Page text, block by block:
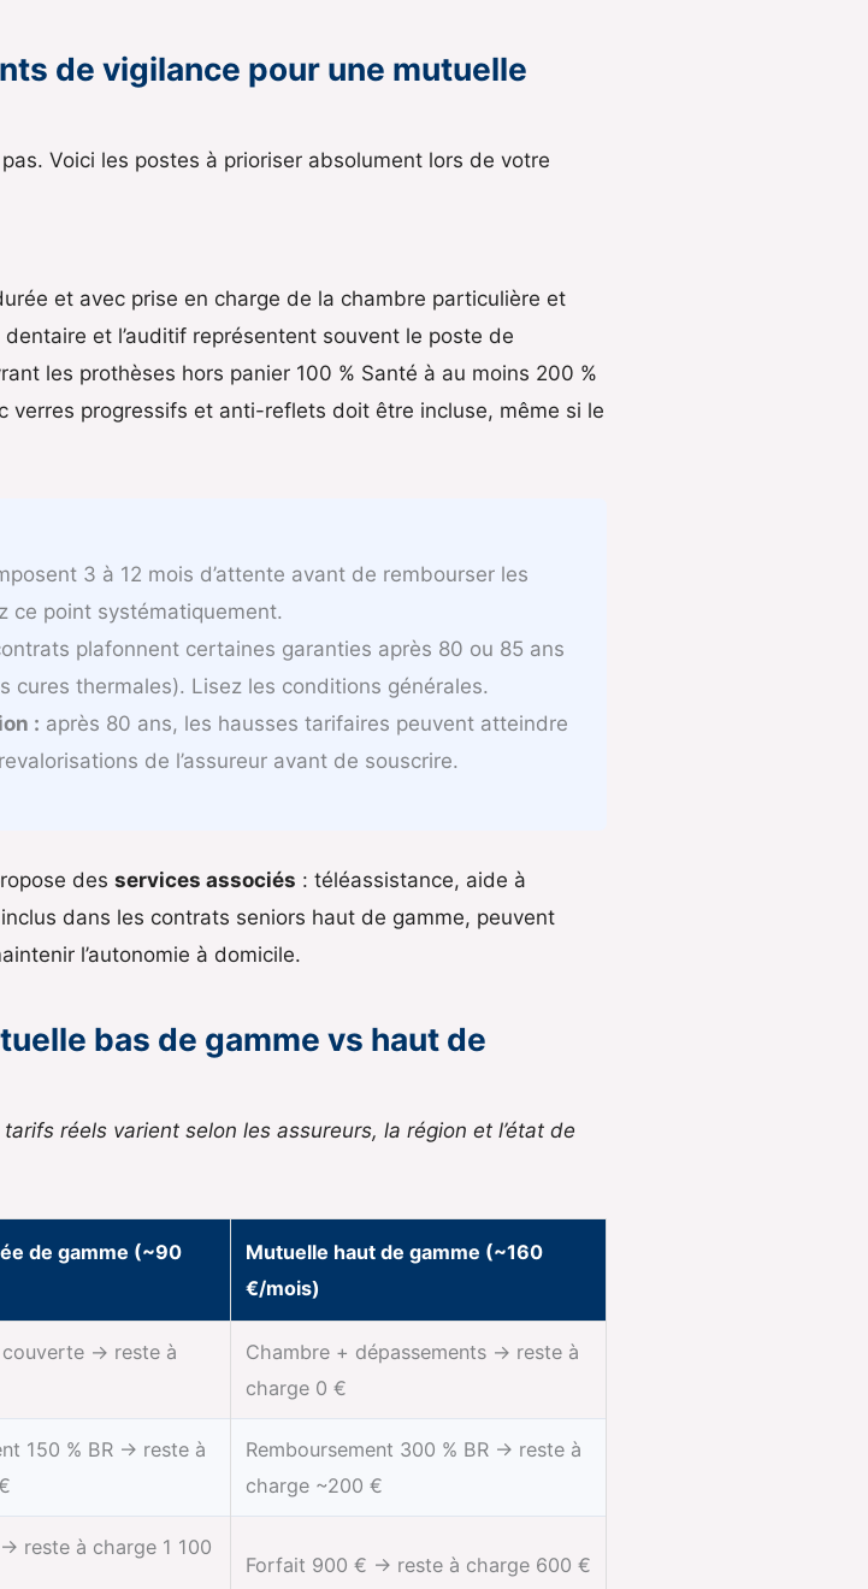
de vigilance pour une mutuelle
Voici les postes à prioriser absolument lors de votre
et avec prise en charge de la chambre particulière et
et l’auditif représentent souvent le poste de
les prothèses hors panier 100 % Santé à au moins 200 %
verres progressifs et anti-reflets doit être incluse, même si le
3 à 12 mois d’attente avant de rembourser les
ce point systématiquement.
plafonnent certaines garanties après 80 ou 85 ans
cures thermales). Lisez les conditions générales.
: après 80 ans, les hausses tarifaires peuvent atteindre
de l’assureur avant de souscrire.
des services associés : téléassistance, aide à
dans les contrats seniors haut de gamme, peuvent
l’autonomie à domicile.
bas de gamme vs haut de
réels varient selon les assureurs, la région et l’état de
de gamme (~90
Mutuelle haut de gamme (~160
€/mois)
couverte → reste à
Chambre + dépassements → reste à
charge 0 €
150 % BR → reste à
Remboursement 300 % BR → reste à
charge ~200 €
reste à charge 1 100
Forfait 900 € → reste à charge 600 €